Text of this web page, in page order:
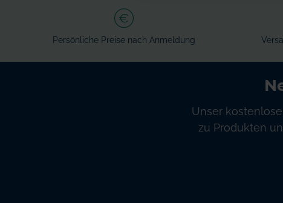
Persönliche Preise nach Anmeldung
Unser
zu Produkten